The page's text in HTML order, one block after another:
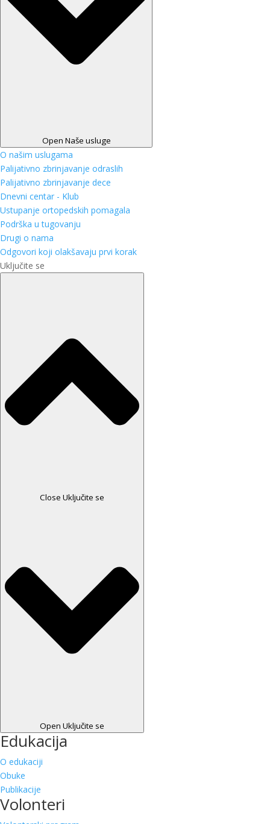
Open Naše usluge
O našim uslugama
Palijativno zbrinjavanje odraslih
Palijativno zbrinjavanje dece
Dnevni centar - Klub
Ustupanje ortopedskih pomagala
Podrška u tugovanju
Drugi o nama
Odgovori koji olakšavaju prvi korak
Uključite se
Close Uključite se
Open Uključite se
Edukacija
O edukaciji
Obuke
Publikacije
Volonteri